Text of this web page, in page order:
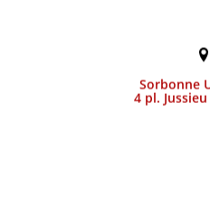
Sorbonne
4 pl. Jussieu
Campus Pierre et